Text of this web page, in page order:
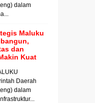
dalam
Maluku
dan
Kuat
Daerah
dalam